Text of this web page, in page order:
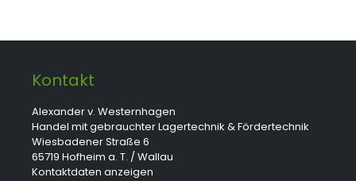
Kontakt
Alexander v. Westernhagen
Handel mit gebrauchter Lagertechnik & Fördertechnik
Wiesbadener Straße 6
65719 Hofheim a. T. / Wallau
Kontaktdaten anzeigen